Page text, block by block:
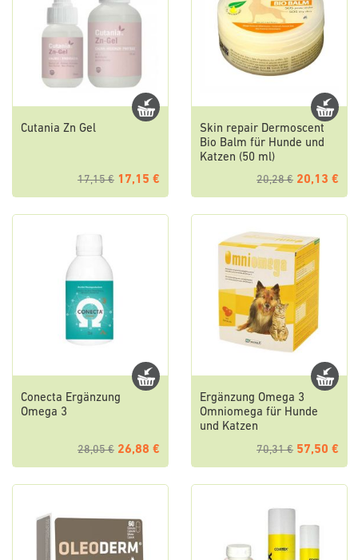
Cutania Zn Gel
17,15 € 17,15 €
Skin repair Dermoscent
Bio Balm für Hunde und
Katzen (50 ml)
20,28 € 20,13 €
Conecta Ergänzung
Omega 3
28,05 € 26,88 €
Ergänzung Omega 3
Omniomega für Hunde
und Katzen
70,31 € 57,50 €